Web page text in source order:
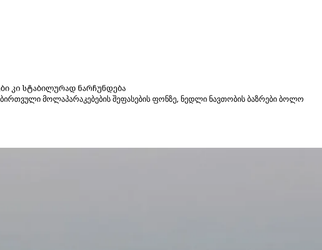
კი სტაბილურად ნარჩუნდება
მოლაპარაკებების შეფასების ფონზე, ნედლი ნავთობის ბაზრები ბოლო